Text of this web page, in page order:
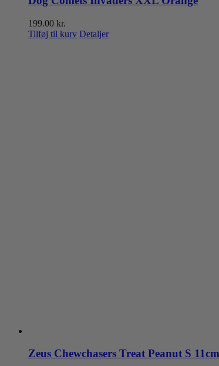
199.00 kr.
Tilføj til kurv Detaljer
Zeus Chewchasers Treat Peanut S 11cm